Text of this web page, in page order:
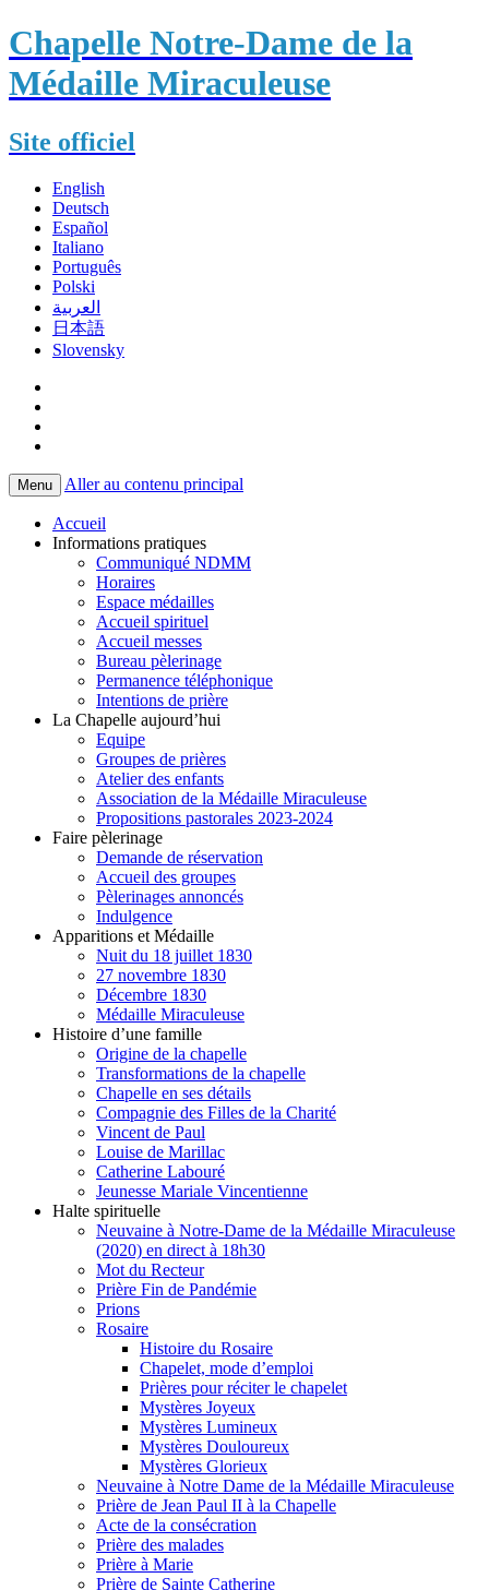
Chapelle Notre-Dame de la
Médaille Miraculeuse
Site officiel
English
Deutsch
Español
Italiano
Português
Polski
العربية
日本語
Slovensky
Menu Aller au contenu principal
Accueil
Informations pratiques
Communiqué NDMM
Horaires
Espace médailles
Accueil spirituel
Accueil messes
Bureau pèlerinage
Permanence téléphonique
Intentions de prière
La Chapelle aujourd’hui
Equipe
Groupes de prières
Atelier des enfants
Association de la Médaille Miraculeuse
Propositions pastorales 2023-2024
Faire pèlerinage
Demande de réservation
Accueil des groupes
Pèlerinages annoncés
Indulgence
Apparitions et Médaille
Nuit du 18 juillet 1830
27 novembre 1830
Décembre 1830
Médaille Miraculeuse
Histoire d’une famille
Origine de la chapelle
Transformations de la chapelle
Chapelle en ses détails
Compagnie des Filles de la Charité
Vincent de Paul
Louise de Marillac
Catherine Labouré
Jeunesse Mariale Vincentienne
Halte spirituelle
Neuvaine à Notre-Dame de la Médaille Miraculeuse
(2020) en direct à 18h30
Mot du Recteur
Prière Fin de Pandémie
Prions
Rosaire
Histoire du Rosaire
Chapelet, mode d’emploi
Prières pour réciter le chapelet
Mystères Joyeux
Mystères Lumineux
Mystères Douloureux
Mystères Glorieux
Neuvaine à Notre Dame de la Médaille Miraculeuse
Prière de Jean Paul II à la Chapelle
Acte de la consécration
Prière des malades
Prière à Marie
Prière de Sainte Catherine